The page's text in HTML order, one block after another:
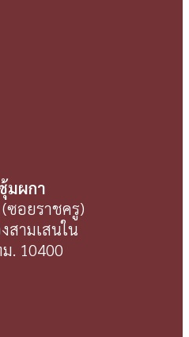
มผกา
ซอยราชครู)
สามเสนใน
. 10400